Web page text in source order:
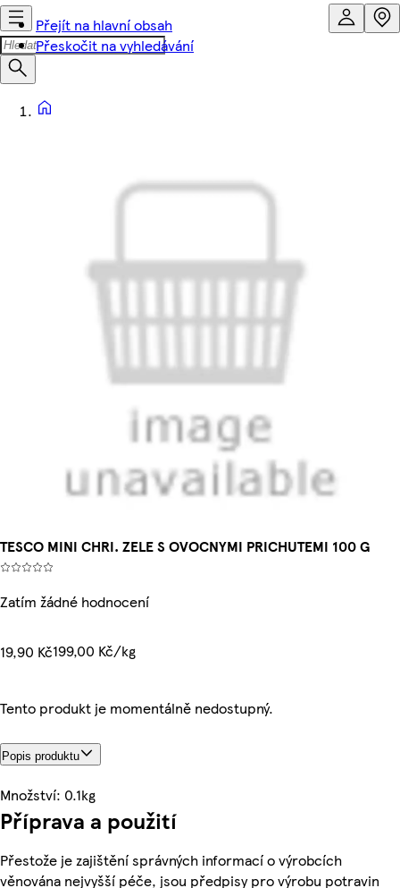
Přejít na hlavní obsah
Přeskočit na vyhledávání
TESCO MINI CHRI. ZELE S OVOCNYMI PRICHUTEMI 100 G
Zatím žádné hodnocení
19,90 Kč199,00 Kč/kg
Tento produkt je momentálně nedostupný.
Popis produktu
Množství: 0.1kg
Příprava a použití
Přestože je zajištění správných informací o výrobcích
věnována nejvyšší péče, jsou předpisy pro výrobu potravin